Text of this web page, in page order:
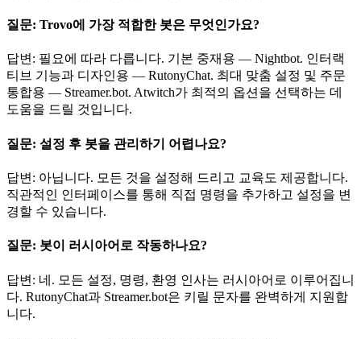
질문: Trovo에 가장 적합한 봇은 무엇인가요?
답변: 필요에 따라 다릅니다. 기본 중재용 — Nightbot. 인터랙
티브 기능과 디자인용 — RutonyChat. 최대 맞춤 설정 및 주문
통합용 — Streamer.bot. Atwitch가 최적의 옵션을 선택하는 데
도움을 드릴 것입니다.
질문: 설정 후 봇을 관리하기 어렵나요?
답변: 아닙니다. 모든 것을 설정해 드리고 교육도 제공합니다.
직관적인 인터페이스를 통해 직접 명령을 추가하고 설정을 변
경할 수 있습니다.
질문: 봇이 러시아어로 작동하나요?
답변: 네. 모든 설정, 명령, 환영 인사는 러시아어로 이루어집니
다. RutonyChat과 Streamer.bot은 키릴 문자를 완벽하게 지원합
니다.